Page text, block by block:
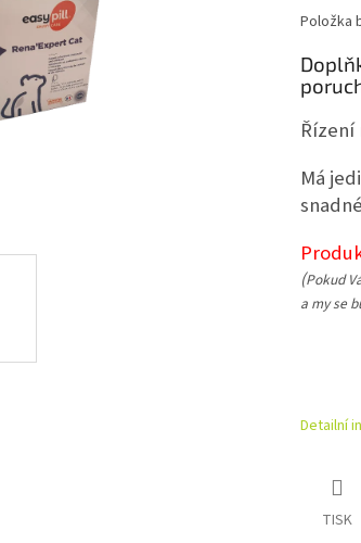
Položka
Má
(Pokud
a my se
Detailní
TISK